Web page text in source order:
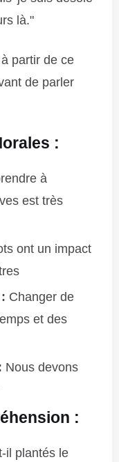
là."
partir de ce
de parler
:
à
est très
ont un impact
Changer de
et des
Nous devons
:
il plantés le